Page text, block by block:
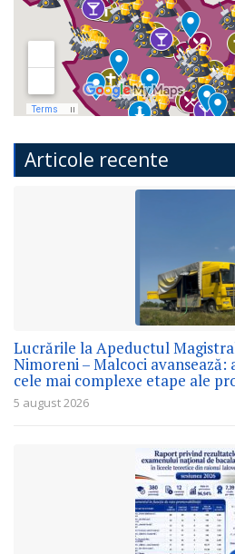
Articole recente
Lucrările la Apeductul
Nimoreni – Malcoci
cele mai complexe etape ale
5 august 2026